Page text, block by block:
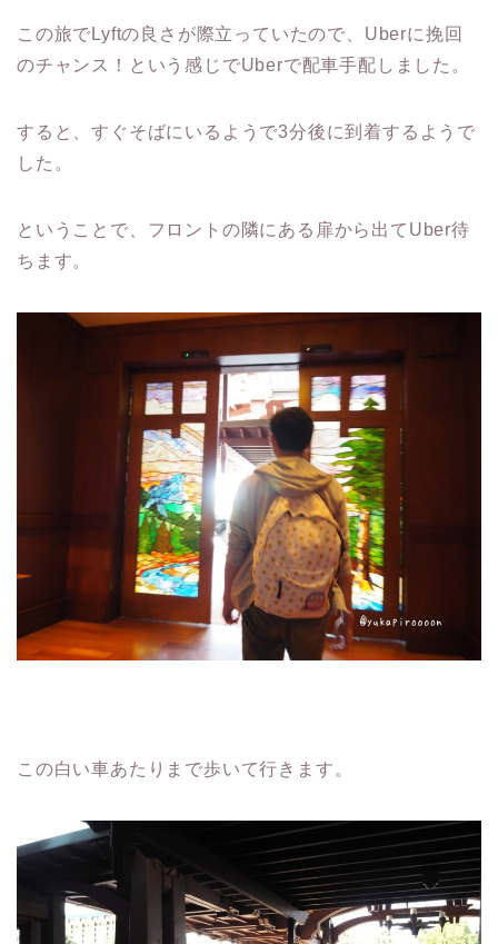
この旅でLyftの良さが際立っていたので、Uberに挽回
のチャンス！という感じでUberで配車手配しました。
すると、すぐそばにいるようで3分後に到着するようで
した。
ということで、フロントの隣にある扉から出てUber待
ちます。
この白い車あたりまで歩いて行きます。